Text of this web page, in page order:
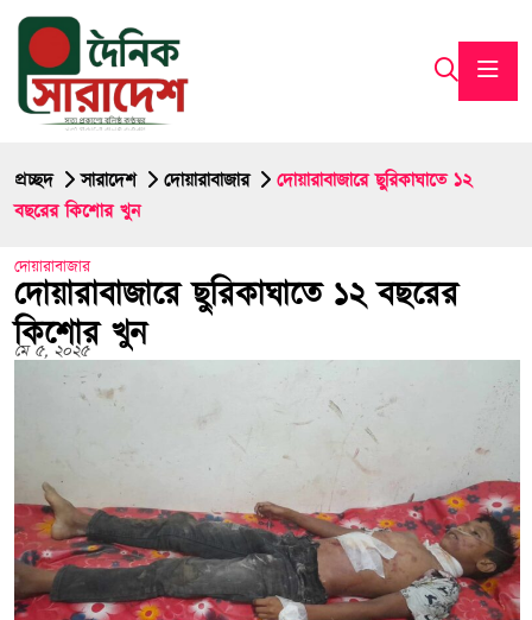
প্রচ্ছদ সারাদেশ দোয়ারাবাজার
দোয়ারাবাজারে ছুরিকাঘাতে ১২
বছরের কিশোর খুন
দোয়ারাবাজার
দোয়ারাবাজারে ছুরিকাঘাতে ১২ বছরের
কিশোর খুন
মে ৫, ২০২৫